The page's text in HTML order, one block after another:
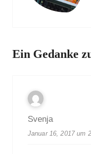
Ein Gedanke
Svenja
Januar 16, 2017 um